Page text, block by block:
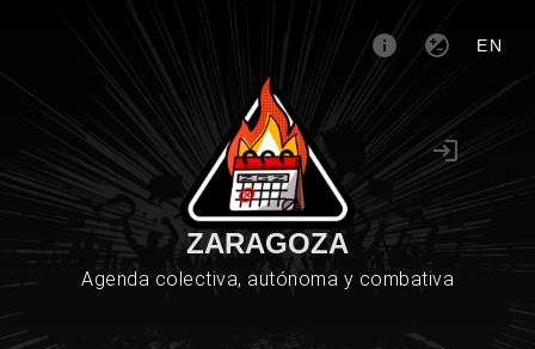
EN
ZARAGOZA
Agenda colectiva, autónoma y combativa